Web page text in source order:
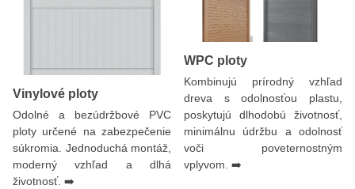
Vinylové ploty
Odolné a bezúdržbové PVC
ploty určené na zabezpečenie
súkromia. Jednoduchá montáž,
moderný vzhľad a dlhá
životnosť. ➡️
WPC ploty
Kombinujú prírodný vzhľad
dreva s odolnosťou plastu,
poskytujú dlhodobú životnosť,
minimálnu údržbu a odolnosť
voči poveternostným
vplyvom. ➡️